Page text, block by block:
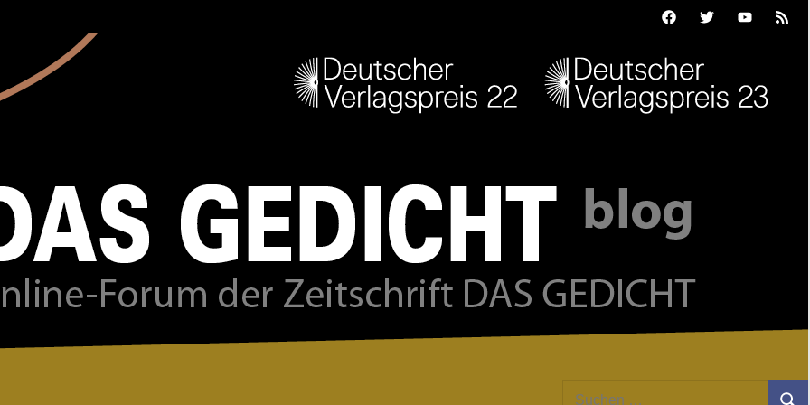
FacebookTwitterYoutubeFeed
Suchen